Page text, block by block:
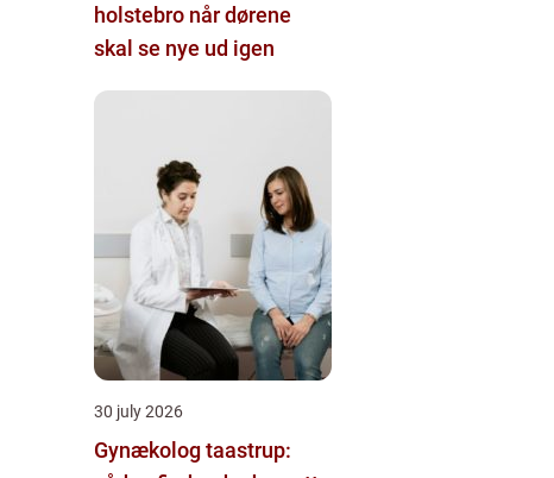
holstebro når dørene
skal se nye ud igen
30 july 2026
Gynækolog taastrup: